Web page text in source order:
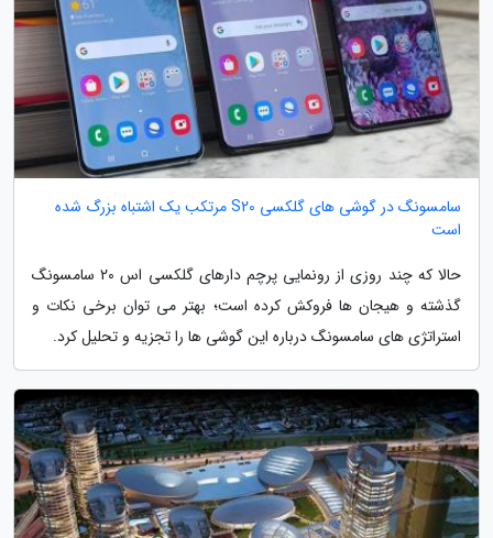
سامسونگ در گوشی های گلکسی S20 مرتکب یک اشتباه بزرگ شده
است
حالا که چند روزی از رونمایی پرچم دارهای گلکسی اس 20 سامسونگ
گذشته و هیجان ها فروکش کرده است؛ بهتر می توان برخی نکات و
استراتژی های سامسونگ درباره این گوشی ها را تجزیه و تحلیل کرد.